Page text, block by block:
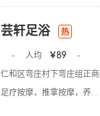
芸轩足浴 热
- 人均 ￥89
-
仁和区弯庄村下弯庄组正
足疗按摩，推拿按摩，养...